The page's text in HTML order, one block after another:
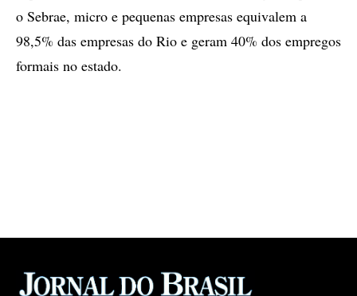
o Sebrae, micro e pequenas empresas equivalem a
98,5% das empresas do Rio e geram 40% dos empregos
formais no estado.